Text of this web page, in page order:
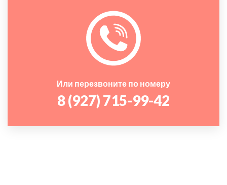
Или перезвоните по номеру
8 (927) 715-99-42